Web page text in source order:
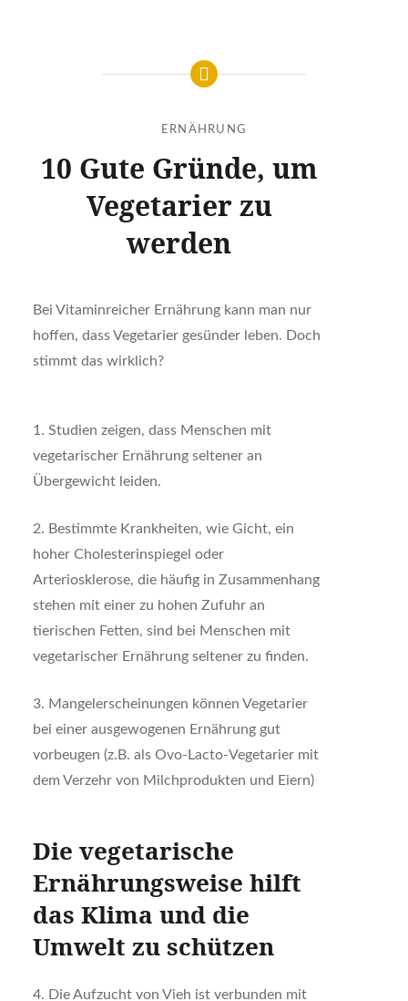
ERNÄHRUNG
10 Gute Gründe, um
Vegetarier zu
werden
Bei Vitaminreicher Ernährung kann man nur
hoffen, dass Vegetarier gesünder leben. Doch
stimmt das wirklich?
1. Studien zeigen, dass Menschen mit
vegetarischer Ernährung seltener an
Übergewicht leiden.
2. Bestimmte Krankheiten, wie Gicht, ein
hoher Cholesterinspiegel oder
Arteriosklerose, die häufig in Zusammenhang
stehen mit einer zu hohen Zufuhr an
tierischen Fetten, sind bei Menschen mit
vegetarischer Ernährung seltener zu finden.
3. Mangelerscheinungen können Vegetarier
bei einer ausgewogenen Ernährung gut
vorbeugen (z.B. als Ovo-Lacto-Vegetarier mit
dem Verzehr von Milchprodukten und Eiern)
Die vegetarische
Ernährungsweise hilft
das Klima und die
Umwelt zu schützen
4. Die Aufzucht von Vieh ist verbunden mit